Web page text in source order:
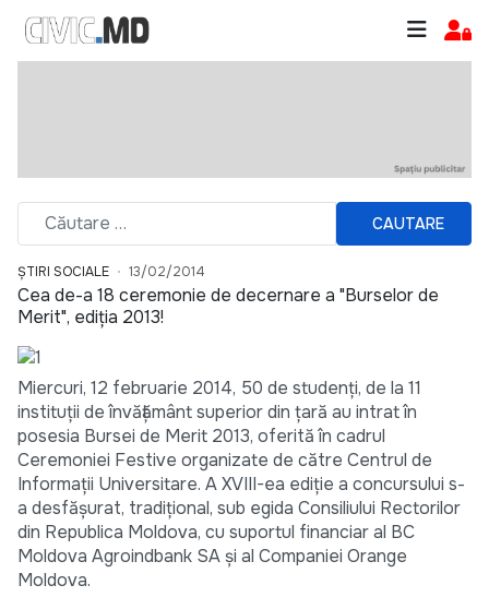
CAUTARE
ȘTIRI SOCIALE 13/02/2014
Cea de-a 18 ceremonie de decernare a "Burselor de
Merit", ediţia 2013!
Miercuri, 12 februarie 2014, 50 de studenţi, de la 11
instituţii de învăţământ superior din ţară au intrat în
posesia Bursei de Merit 2013, oferită în cadrul
Ceremoniei Festive organizate de către Centrul de
Informaţii Universitare. A XVIII-ea ediţie a concursului s-
a desfăşurat, tradiţional, sub egida Consiliului Rectorilor
din Republica Moldova, cu suportul financiar al BC
Moldova Agroindbank SA şi al Companiei Orange
Moldova.